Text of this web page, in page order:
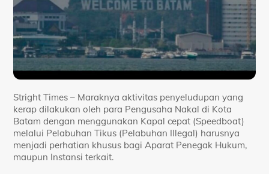
Stright Times – Maraknya aktivitas penyeludupan yang
kerap dilakukan oleh para Pengusaha Nakal di Kota
Batam dengan menggunakan Kapal cepat (Speedboat)
melalui Pelabuhan Tikus (Pelabuhan Illegal) harusnya
menjadi perhatian khusus bagi Aparat Penegak Hukum,
maupun Instansi terkait.